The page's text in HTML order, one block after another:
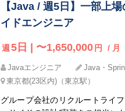
【Java / 週5日】一部上
イドエンジニア
週 5日 | 〜1,650,000 円 / 月
Javaエンジニア Java・
東京都(23区内)（東京駅）
グループ会社のリクルートライ